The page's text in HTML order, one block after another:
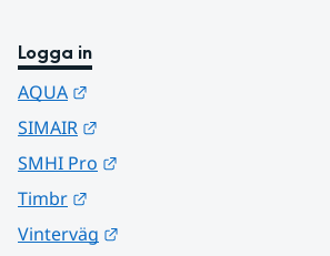
Logga in
AQUA
SIMAIR
SMHI Pro
Timbr
Vinterväg